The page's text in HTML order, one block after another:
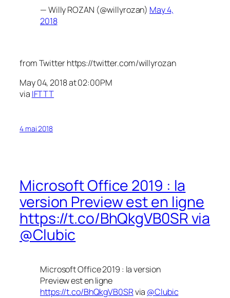
— Willy ROZAN (@willyrozan) May 4,
2018
from Twitter https://twitter.com/willyrozan
May 04, 2018 at 02:00PM
via IFTTT
4 mai 2018
Microsoft Office 2019 : la
version Preview est en ligne
https://t.co/BhQkgVB0SR via
@Clubic
Microsoft Office 2019 : la version
Preview est en ligne
https://t.co/BhQkgVB0SRvia @Clubic